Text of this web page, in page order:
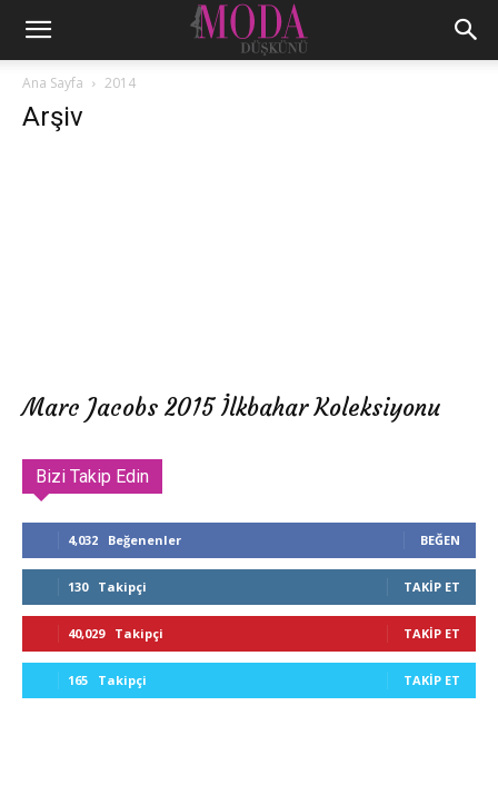
Ana Sayfa 2014
Arşiv
Marc Jacobs 2015 İlkbahar Koleksiyonu
Bizi Takip Edin
4,032 Beğenenler BEĞEN
130 Takipçi TAKIP ET
40,029 Takipçi TAKIP ET
165 Takipçi TAKIP ET